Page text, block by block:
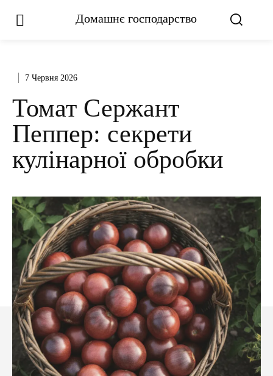
Домашнє господарство
7 Червня 2026
Томат Сержант
Пеппер: секрети
кулінарної обробки